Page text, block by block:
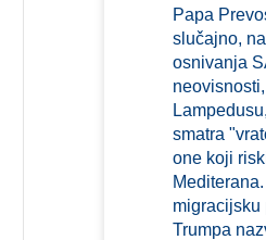
Papa
slučajno,
osnivanja
smatra
one koji
migracijsku
Trumpa